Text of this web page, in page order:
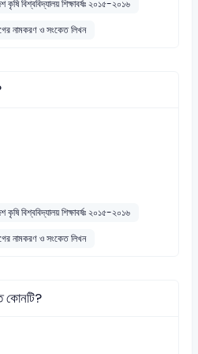
কৃষি বিশ্ববিদ্যালয় শিক্ষাবর্ষঃ ২০১৫-২০১৬
নামকরণ ও সংকেত লিখন
কৃষি বিশ্ববিদ্যালয় শিক্ষাবর্ষঃ ২০১৫-২০১৬
নামকরণ ও সংকেত লিখন